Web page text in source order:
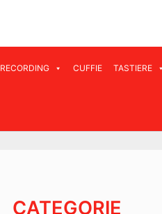
RECORDING CUFFIE TASTIERE
CATEGORIE